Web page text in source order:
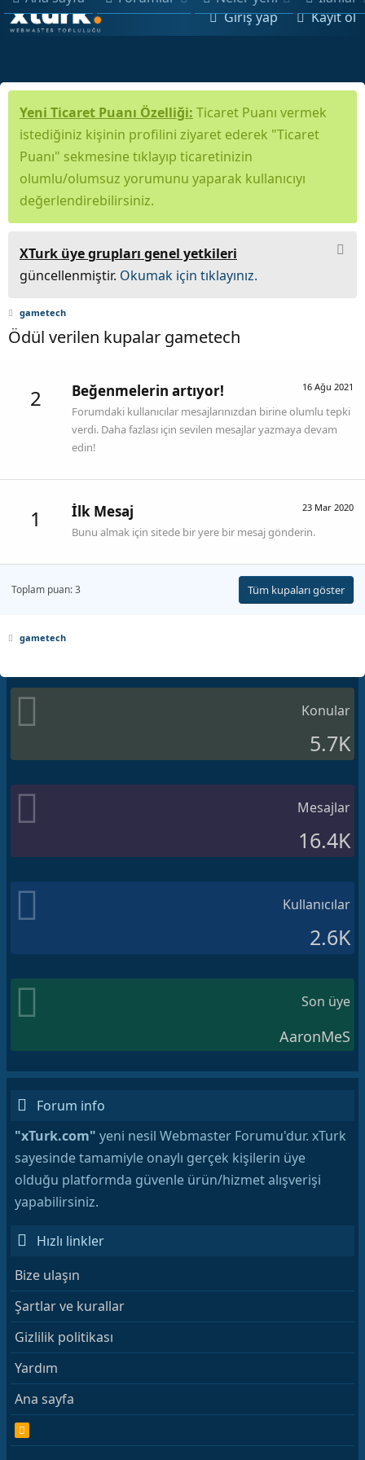
Giriş yap Kayıt ol
Yeni Ticaret Puanı Özelliği: Ticaret Puanı vermek
istediğiniz kişinin profilini ziyaret ederek "Ticaret
Puanı" sekmesine tıklayıp ticaretinizin
olumlu/olumsuz yorumunu yaparak kullanıcıyı
değerlendirebilirsiniz.
XTurk üye grupları genel yetkileri
güncellenmiştir. Okumak için tıklayınız.
gametech
Ödül verilen kupalar gametech
2 16 Ağu 2021
Beğenmelerin artıyor!
Forumdaki kullanıcılar mesajlarınızdan birine olumlu tepki
verdi. Daha fazlası için sevilen mesajlar yazmaya devam
edin!
1 23 Mar 2020
İlk Mesaj
Bunu almak için sitede bir yere bir mesaj gönderin.
Toplam puan: 3 Tüm kupaları göster
gametech
Konular
5.7K
Mesajlar
16.4K
Kullanıcılar
2.6K
Son üye
AaronMeS
Forum info
"xTurk.com" yeni nesil Webmaster Forumu'dur. xTurk
sayesinde tamamiyle onaylı gerçek kişilerin üye
olduğu platformda güvenle ürün/hizmet alışverişi
yapabilirsiniz.
Hızlı linkler
Bize ulaşın
Şartlar ve kurallar
Gizlilik politikası
Yardım
Ana sayfa
R
S